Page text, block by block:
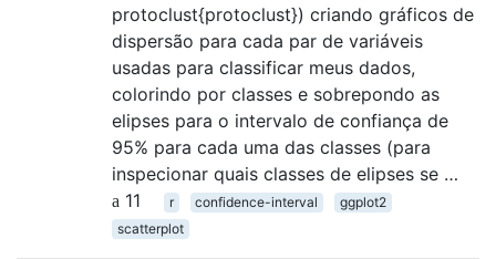
protoclust{protoclust}) criando gráficos de
dispersão para cada par de variáveis ​​
usadas para classificar meus dados,
colorindo por classes e sobrepondo as
elipses para o intervalo de confiança de
95% para cada uma das classes (para
inspecionar quais classes de elipses se …
11
r confidence-interval
ggplot2
scatterplot